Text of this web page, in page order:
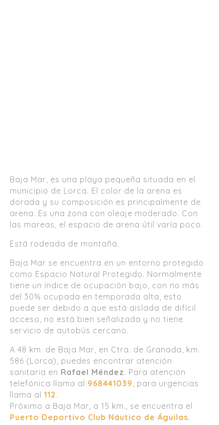
Baja Mar, es una playa pequeña situada en el
municipio de Lorca. El color de la arena es
dorada y su composición es principalmente de
arena. Es una zona con oleaje moderado. Con
las mareas, el espacio de arena útil varía poco.
Está rodeada de montaña.
Baja Mar se encuentra en un entorno protegido
como Espacio Natural Protegido. Normalmente
tiene un índice de ocupación bajo, con no más
del 30% ocupada en temporada alta, esto
puede ser debido a que está aislada de difícil
acceso, no está bien señalizada y no tiene
servicio de autobús cercano.
A 48 km. de Baja Mar, en Ctra. de Granada, km.
586 (Lorca), puedes encontrar atención
sanitaria en Rafael Méndez. Para atención
telefónica llama al 968441039, para urgencias
llama al 112.
Próximo a Baja Mar, a 15 km., se encuentra el
Puerto Deportivo Club Náutico de Águilas.